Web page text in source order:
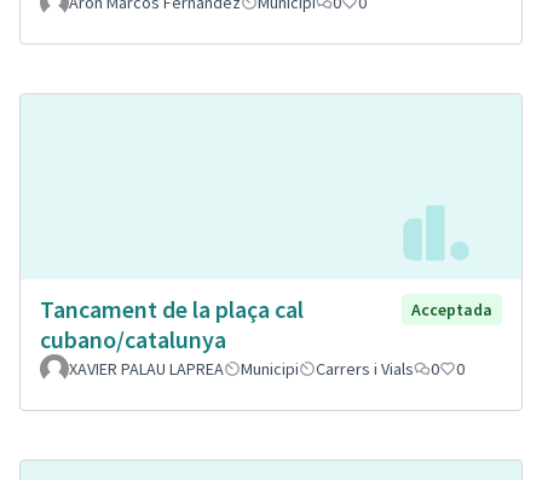
Tancament de la plaça cal
cubano/catalunya
Acceptada
XAVIER PALAU LAPREA Municipi Carrers i Vials 0 0